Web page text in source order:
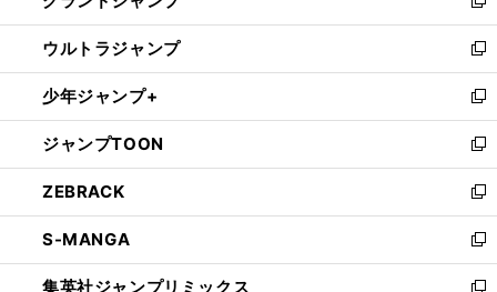
開
く
ウ
で
開
く
ン
ド
ウ
で
開
く
い
ウ
ィ
ン
ド
ウ
で
開
く
新
し
い
ウ
ィ
ン
ド
ウ
で
開
く
ウルトラジャンプ
新
し
い
ウ
ィ
ン
ド
ウ
で
開
く
少年ジャンプ+
新
し
い
ウ
ィ
ン
ド
ウ
で
ジャンプTOON
新
し
い
ウ
ィ
ン
ZEBRACK
新
し
い
ウ
S-MANGA
新
し
集英社ジャンプリミックス